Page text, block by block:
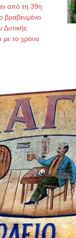
από τη 39η
βραβευμένο
Δυτικής
το χρόνο